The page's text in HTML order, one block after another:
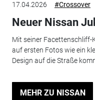
17.04.2026 #Crossover
Neuer Nissan
Mit seiner Facettenschliff-
auf ersten Fotos wie ein
Design auf die Straße
MEHR ZU NISSAN